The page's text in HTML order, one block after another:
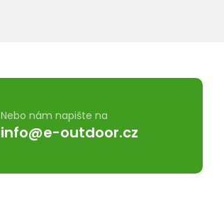
Nebo nám napište na
info@e-outdoor.cz